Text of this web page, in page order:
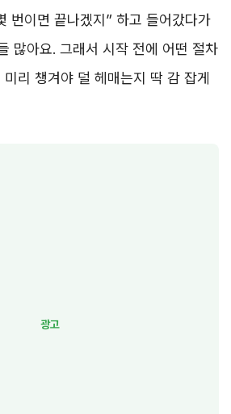
번이면 끝나겠지” 하고 들어갔다가
많아요. 그래서 시작 전에 어떤 절차
리 챙겨야 덜 헤매는지 딱 감 잡게